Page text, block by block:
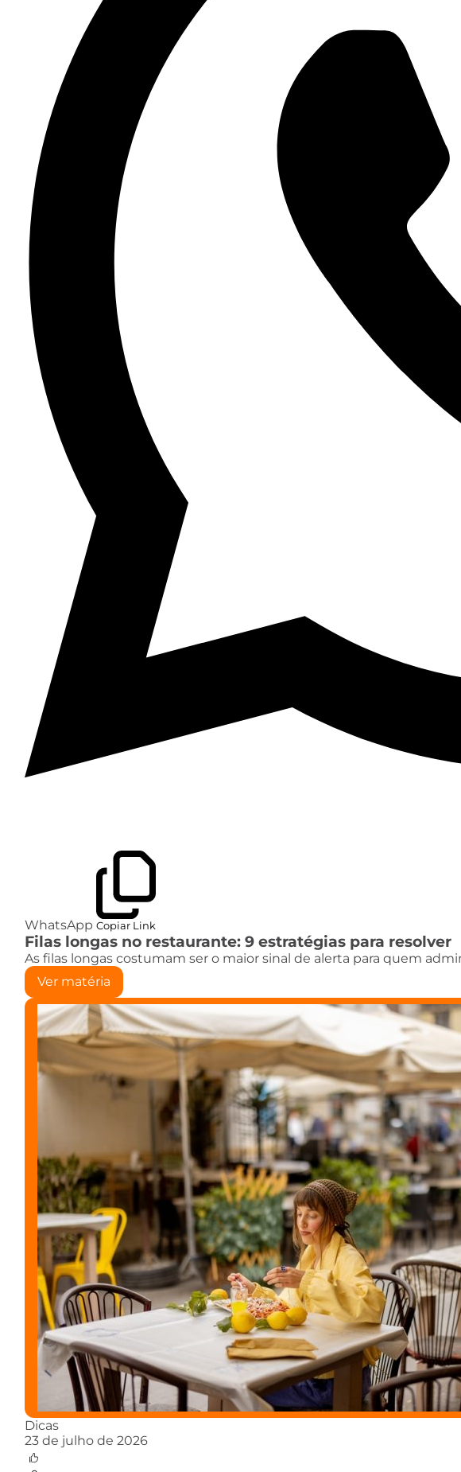
WhatsApp Copiar Link
Filas longas no restaurante: 9 estratégias para resolver
As filas longas costumam ser o maior sinal de alerta para quem
Ver matéria
Dicas
23 de julho de 2026